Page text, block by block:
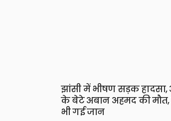
झांसी में भीषण सड़क
के बेटे अबान अहमद की
भी गई जान